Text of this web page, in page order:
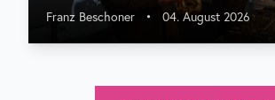
Franz Beschoner • 04. August 2026